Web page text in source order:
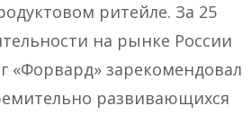
ритейле. За 25
на рынке России
«Форвард» зарекомендовал
развивающихся